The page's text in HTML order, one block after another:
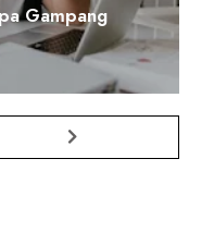
Gampang